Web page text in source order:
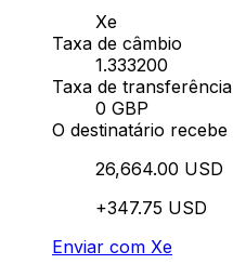
Xe
Taxa de câmbio
1.333200
Taxa de transferência
0 GBP
O destinatário recebe
26,664.00 USD
+347.75 USD
Enviar com Xe